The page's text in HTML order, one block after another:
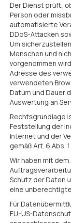
Der Dienst prüft,
Person oder
automatisierte
DDoS-Attacken
Um
Menschen und
vorgenommen
Adresse des
verwendeten
Datum und Dauer
Auswertung an
Rechtsgrundlage
Feststellung der
Internet und der
gemäß Art. 6 Abs. 1
Wir haben mit
Schutz der Daten
eine
Für
EU-US-